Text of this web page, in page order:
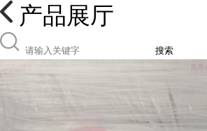
产品展厅
搜索